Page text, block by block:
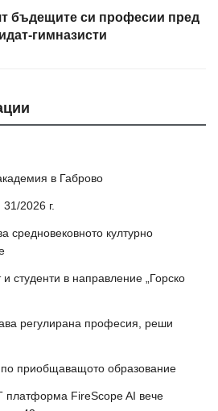
бъдещите си професии пред
гимназисти
в Габрово
31/2026 г.
средновековното културно
студенти в направление „Горско
регулирана професия, реши
приобщаващото образование
платформа FireScope AI вече